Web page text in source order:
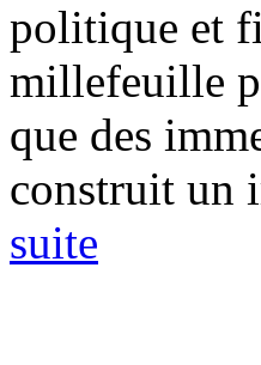
politique et
millefeuille
que des
construit un
suite